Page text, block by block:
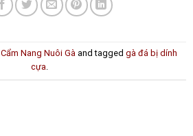
Cẩm Nang Nuôi Gà and tagged gà đá bị dính
cựa.